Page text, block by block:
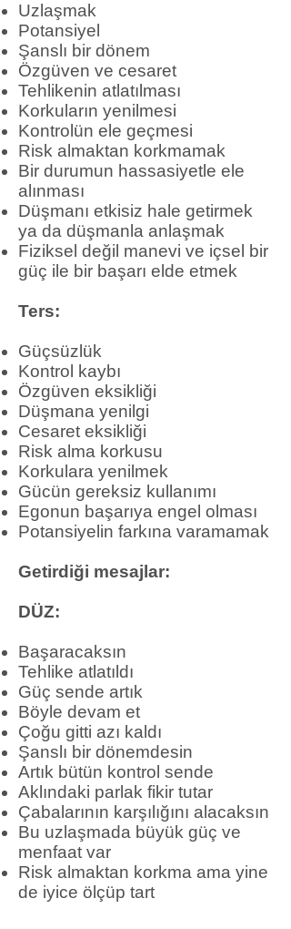
Uzlaşmak
Potansiyel
Şanslı bir dönem
Özgüven ve cesaret
Tehlikenin atlatılması
Korkuların yenilmesi
Kontrolün ele geçmesi
Risk almaktan korkmamak
Bir durumun hassasiyetle ele
alınması
Düşmanı etkisiz hale getirmek
ya da düşmanla anlaşmak
Fiziksel değil manevi ve içsel bir
güç ile bir başarı elde etmek
Ters:
Güçsüzlük
Kontrol kaybı
Özgüven eksikliği
Düşmana yenilgi
Cesaret eksikliği
Risk alma korkusu
Korkulara yenilmek
Gücün gereksiz kullanımı
Egonun başarıya engel olması
Potansiyelin farkına varamamak
Getirdiği mesajlar:
DÜZ:
Başaracaksın
Tehlike atlatıldı
Güç sende artık
Böyle devam et
Çoğu gitti azı kaldı
Şanslı bir dönemdesin
Artık bütün kontrol sende
Aklındaki parlak fikir tutar
Çabalarının karşılığını alacaksın
Bu uzlaşmada büyük güç ve
menfaat var
Risk almaktan korkma ama yine
de iyice ölçüp tart